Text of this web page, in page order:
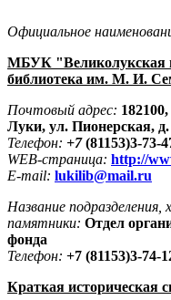
Официальное
МБУК "Великолукская
библиотека им. М. И.
Почтовый адрес:
Луки, ул. Пионерская, д.
Телефон: +7(81153)3-73-
WEB-страница: http://
E-mail: lukilib@mail.ru
Название
памятники: Отдел
фонда
Телефон: +7 (81153)3-74-
Краткая историческая